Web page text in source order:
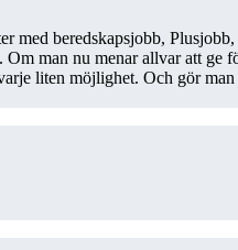
med beredskapsjobb,
man nu menar allvar att ge
liten möjlighet. Och gör man